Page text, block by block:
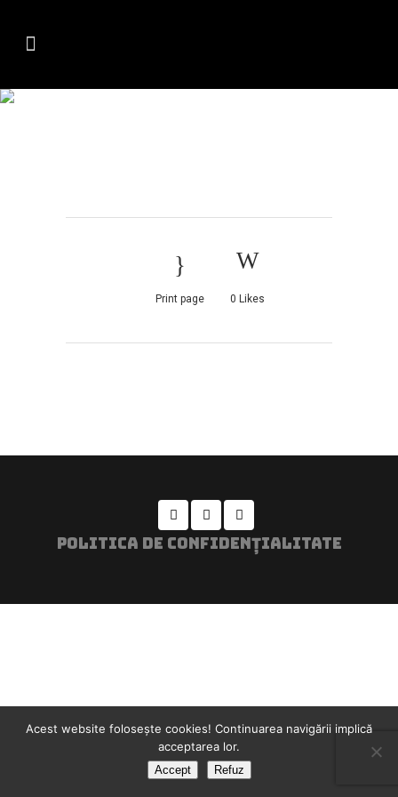
Print page 0 Likes
POLITICA DE CONFIDENȚIALITATE
Acest website foloseşte cookies! Continuarea navigării implică
acceptarea lor.
Accept Refuz